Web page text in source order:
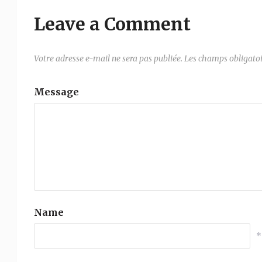
Leave a Comment
Votre adresse e-mail ne sera pas publiée. Les champs
Message
Name
*